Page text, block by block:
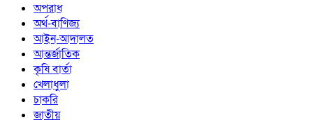
অপরাধ
অর্থ-বাণিজ্য
আইন-আদালত
আন্তর্জাতিক
কৃষি বার্তা
খেলাধুলা
চাকরি
জাতীয়